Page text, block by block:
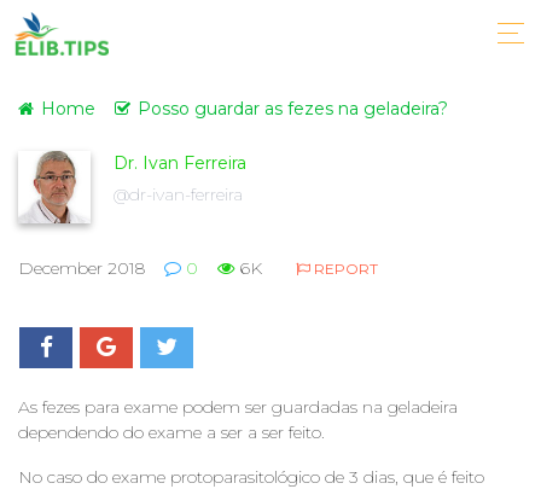
Home Posso guardar as fezes na geladeira?
Dr. Ivan Ferreira
@dr-ivan-ferreira
December 2018 0 6K REPORT
As fezes para exame podem ser guardadas na geladeira
dependendo do exame a ser a ser feito.
No caso do exame protoparasitológico de 3 dias, que é feito